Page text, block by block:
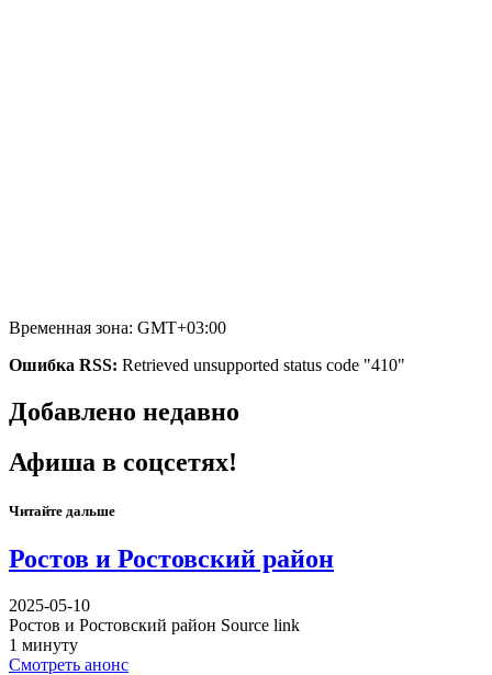
Временная зона: GMT+03:00
Ошибка RSS: Retrieved unsupported status code "410"
Добавлено недавно
Афиша в соцсетях!
Читайте дальше
Ростов и Ростовский район
2025-05-10
Ростов и Ростовский район Source link
1 минуту
Смотреть анонс